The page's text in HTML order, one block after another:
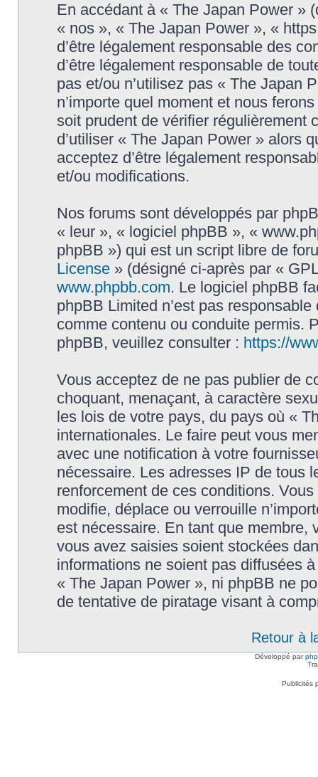
En accédant à « The Japan Power »
« nos », « The Japan Power », «
d’être légalement responsable des
d’être légalement responsable de
pas et/ou n’utilisez pas « The Japan
n’importe quel moment et nous
soit prudent de vérifier régulièrement
d’utiliser « The Japan Power » alors
acceptez d’être légalement
et/ou modifications.
Nos forums sont développés par
« leur », « logiciel phpBB », «
phpBB ») qui est un script libre de
License » (désigné ci-après par «
www.phpbb.com. Le logiciel phpBB
phpBB Limited n’est pas
comme contenu ou conduite permis.
phpBB, veuillez consulter : https://
Vous acceptez de ne pas publier de
choquant, menaçant, à caractère
les lois de votre pays, du pays où «
internationales. Le faire peut vous
avec une notification à votre
nécessaire. Les adresses IP de tous
renforcement de ces conditions.
modifie, déplace ou verrouille
est nécessaire. En tant que membre,
vous avez saisies soient stockées
informations ne soient pas diffusées
« The Japan Power », ni phpBB ne
de tentative de piratage visant à
Retour à
Développé par
Publicités